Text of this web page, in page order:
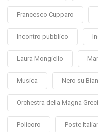
Francesco Cupparo
Incontro pubblico
Laura Mongiello
Musica Nero su
Orchestra della Magna
Policoro Poste